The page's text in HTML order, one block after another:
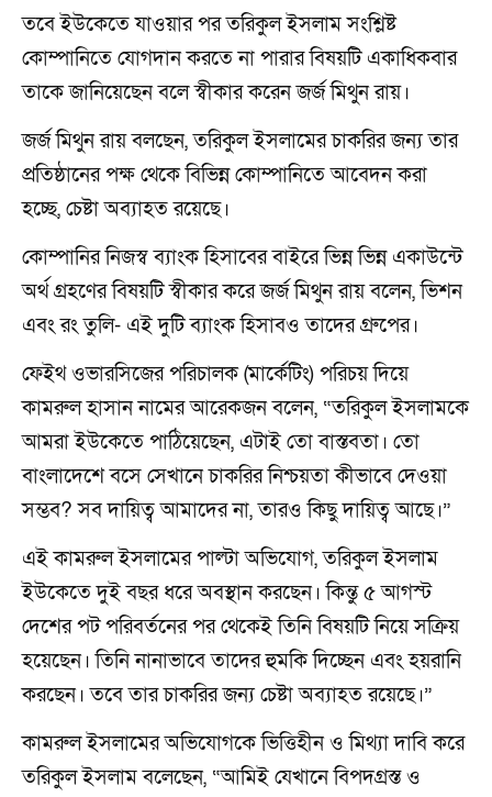
তবে ইউকেতে যাওয়ার পর তরিকুল ইসলাম সংশ্লিষ্ট
কোম্পানিতে যোগদান করতে না পারার বিষয়টি একাধিকবার
তাকে জানিয়েছেন বলে স্বীকার করেন জর্জ মিথুন রায়।
জর্জ মিথুন রায় বলছেন, তরিকুল ইসলামের চাকরির জন্য তার
প্রতিষ্ঠানের পক্ষ থেকে বিভিন্ন কোম্পানিতে আবেদন করা
হচ্ছে, চেষ্টা অব্যাহত রয়েছে।
কোম্পানির নিজস্ব ব্যাংক হিসাবের বাইরে ভিন্ন ভিন্ন একাউন্টে
অর্থ গ্রহণের বিষয়টি স্বীকার করে জর্জ মিথুন রায় বলেন, ভিশন
এবং রং তুলি- এই দুটি ব্যাংক হিসাবও তাদের গ্রুপের।
ফেইথ ওভারসিজের পরিচালক (মার্কেটিং) পরিচয় দিয়ে
কামরুল হাসান নামের আরেকজন বলেন, “তরিকুল ইসলামকে
আমরা ইউকেতে পাঠিয়েছেন, এটাই তো বাস্তবতা। তো
বাংলাদেশে বসে সেখানে চাকরির নিশ্চয়তা কীভাবে দেওয়া
সম্ভব? সব দায়িত্ব আমাদের না, তারও কিছু দায়িত্ব আছে।”
এই কামরুল ইসলামের পাল্টা অভিযোগ, তরিকুল ইসলাম
ইউকেতে দুই বছর ধরে অবস্থান করছেন। কিন্তু ৫ আগস্ট
দেশের পট পরিবর্তনের পর থেকেই তিনি বিষয়টি নিয়ে সক্রিয়
হয়েছেন। তিনি নানাভাবে তাদের হুমকি দিচ্ছেন এবং হয়রানি
করছেন। তবে তার চাকরির জন্য চেষ্টা অব্যাহত রয়েছে।”
কামরুল ইসলামের অভিযোগকে ভিত্তিহীন ও মিথ্যা দাবি করে
তরিকুল ইসলাম বলেছেন, “আমিই যেখানে বিপদগ্রস্ত ও